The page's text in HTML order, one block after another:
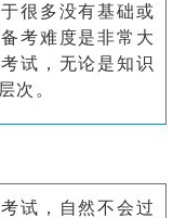
很多没有基础或
考难度是非常大
试，无论是知识
次。
试，自然不会过